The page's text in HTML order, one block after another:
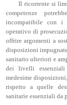
Il ricorrente si
competenze
incompatibile con i
operativo di
offrire argomenti a
disposizioni
sanitario ulteriori e
dei livelli essenziali
medesime
rispetto a quelle
sanitarie essenziali da